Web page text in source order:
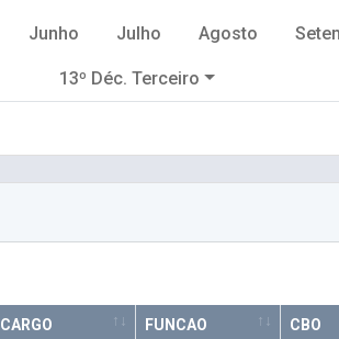
Junho Julho Agosto
13º Déc. Terceiro
CARGO FUNCAO CBO